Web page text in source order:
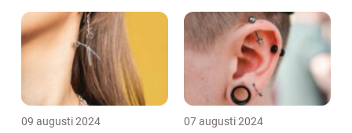
09 augusti 2024 07 augusti 2024